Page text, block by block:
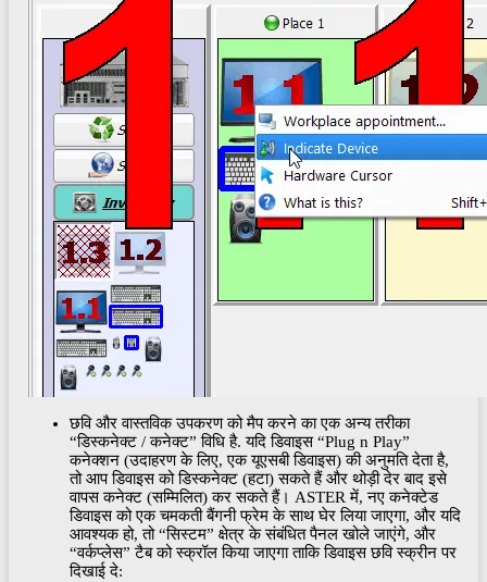
छवि और वास्तविक उपकरण को मैप करने का एक अन्य तरीका
“डिस्कनेक्ट / कनेक्ट” विधि है. यदि डिवाइस “Plug n Play”
कनेक्शन (उदाहरण के लिए, एक यूएसबी डिवाइस) की अनुमति देता है,
तो आप डिवाइस को डिस्कनेक्ट (हटा) सकते हैं और थोड़ी देर बाद इसे
वापस कनेक्ट (सम्मिलित) कर सकते हैं। ASTER में, नए कनेक्टेड
डिवाइस को एक चमकती बैंगनी फ्रेम के साथ घेर लिया जाएगा, और यदि
आवश्यक हो, तो “सिस्टम” क्षेत्र के संबंधित पैनल खोले जाएंगे, और
“वर्कप्लेस” टैब को स्क्रॉल किया जाएगा ताकि डिवाइस छवि स्क्रीन पर
दिखाई दे: